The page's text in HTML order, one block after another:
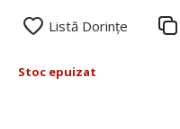
Listă Dorințe
Stoc epuizat